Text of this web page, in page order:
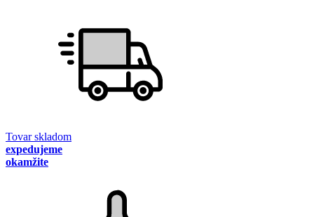
Tovar skladom
expedujeme
okamžite